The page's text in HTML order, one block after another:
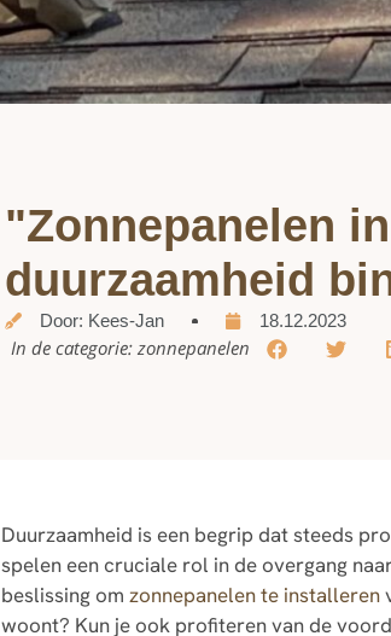
"Zonnepanelen
duurzaamheid
Door: Kees-Jan 18.12.2023
In de categorie: zonnepanelen
Duurzaamheid is een begrip dat steeds
spelen een cruciale rol in de overgang
beslissing omzonnepanelen te installeren
woont? Kun je ook profiteren van de